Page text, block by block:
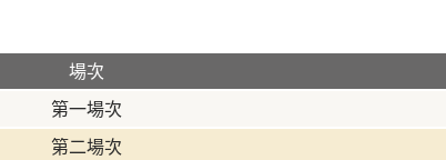
場次
第一場次
第二場次